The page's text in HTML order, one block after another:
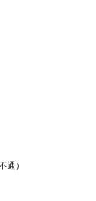
通）